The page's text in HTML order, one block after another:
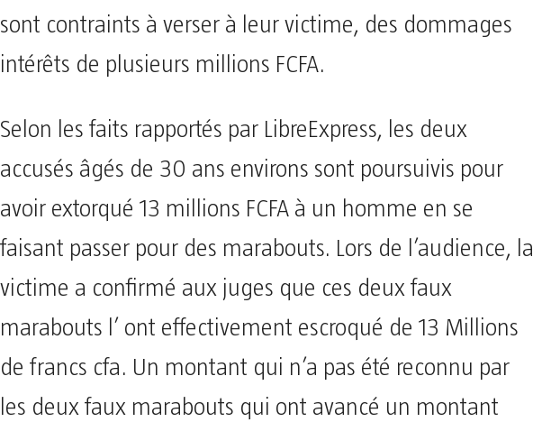
sont contraints à verser à leur victime, des dommages
intérêts de plusieurs millions FCFA.
Selon les faits rapportés par LibreExpress, les deux
accusés âgés de 30 ans environs sont poursuivis pour
avoir extorqué 13 millions FCFA à un homme en se
faisant passer pour des marabouts. Lors de l’audience, la
victime a confirmé aux juges que ces deux faux
marabouts l’ ont effectivement escroqué de 13 Millions
de francs cfa. Un montant qui n’a pas été reconnu par
les deux faux marabouts qui ont avancé un montant